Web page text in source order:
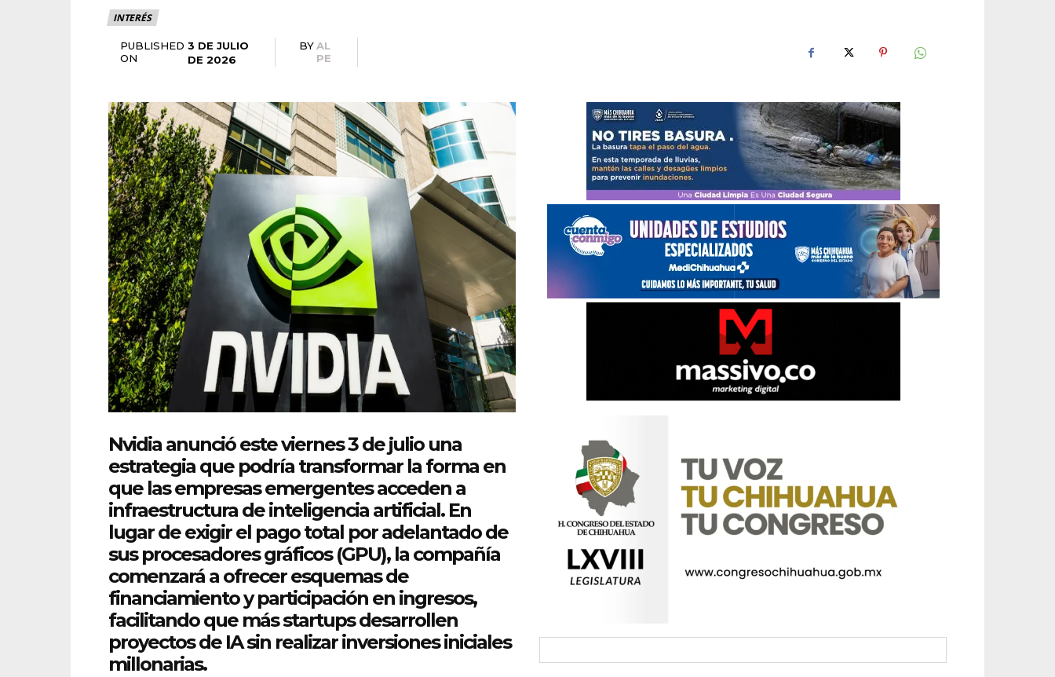
INTERÉS
PUBLISHED
ON
3 DE JULIO
DE 2026
BYAL
PE
Nvidia anunció este viernes 3 de julio una
estrategia que podría transformar la forma en
que las empresas emergentes acceden a
infraestructura deinteligencia artificial. En
lugar de exigir el pago total por adelantado de
sus procesadores gráficos (GPU), la compañía
comenzará a ofrecer esquemas de
financiamientoy participación en ingresos,
facilitando que másstartupsdesarrollen
proyectos de IA sin realizar inversiones iniciales
millonarias.